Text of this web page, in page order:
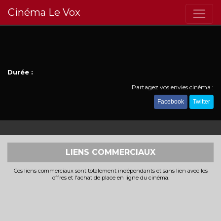
Cinéma Le Vox
Durée :
Partagez vos envies cinéma :
Facebook Twitter
LIENS COMMERCIAUX
Ces liens commerciaux sont totalement indépendants et sans lien avec les
offres et l'achat de place en ligne du cinéma.